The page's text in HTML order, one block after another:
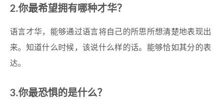
2.你最希望拥有哪种才华？
语言才华，能够通过语言将自己的所思所想清楚地表现出
来。知道什么时候，该说什么样的话。能够恰如其分的表
达。
3.你最恐惧的是什么？